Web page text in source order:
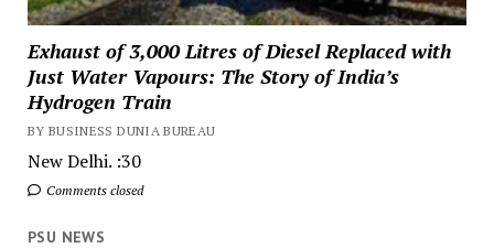
Exhaust of 3,000 Litres of Diesel Replaced with
Just Water Vapours: The Story of India’s
Hydrogen Train
BY BUSINESS DUNIA BUREAU
New Delhi. :30
Comments closed
PSU NEWS